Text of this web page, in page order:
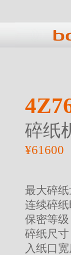
碎纸
¥61600
最大碎
连续碎
保密等
碎纸尺寸
入纸口